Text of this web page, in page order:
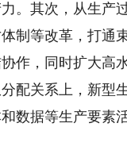
。其次，从生产
制等改革，打通
作，同时扩大高
配关系上，新型
数据等生产要素